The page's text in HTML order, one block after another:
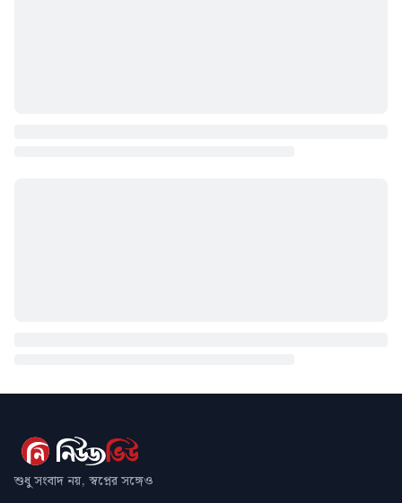
শুধু সংবাদ নয়, স্বপ্নের সঙ্গেও